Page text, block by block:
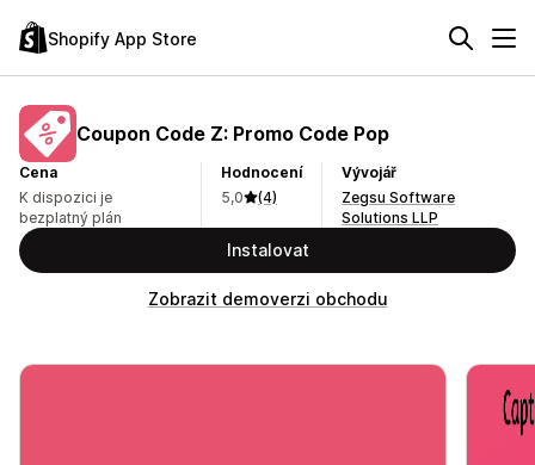
Shopify App Store
Coupon Code Z: Promo Code Pop
Cena
K dispozici je
bezplatný plán
Hodnocení
5,0
(4)
Vývojář
Zegsu Software
Solutions LLP
Instalovat
Zobrazit demoverzi obchodu